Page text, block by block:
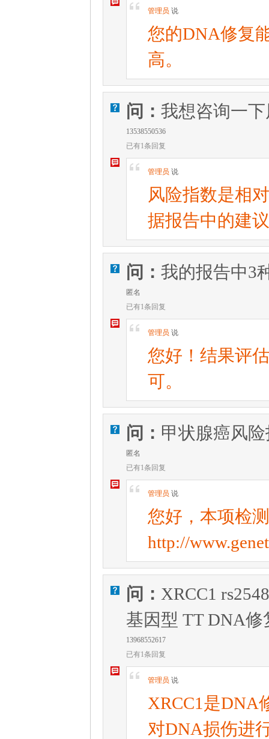
[ 管理员 说
您的DNA修复
高。
V 问： 我想咨询一
13538550536
已有1条回复
W [ 管理员 说
风险指数是相
据报告中的建
V 问： 我的报告中3
匿名
已有1条回复
W [ 管理员 说
您好！结果评
可。
V 问： 甲状腺癌风
匿名
已有1条回复
W [ 管理员 说
您好，本项检
http://
V 问： XRCC1
基因型 TT DNA
13968552617
已有1条回复
W [ 管理员 说
XRCC1是DNA
对DNA损伤进